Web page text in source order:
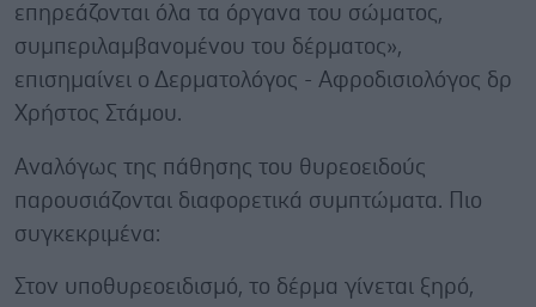
επηρεάζονται όλα τα όργανα του σώματος,
συμπεριλαμβανομένου του δέρματος»,
επισημαίνει ο Δερματολόγος - Αφροδισιολόγος δρ
Χρήστος Στάμου.
Αναλόγως της πάθησης του θυρεοειδούς
παρουσιάζονται διαφορετικά συμπτώματα. Πιο
συγκεκριμένα:
Στον υποθυρεοειδισμό, το δέρμα γίνεται ξηρό,